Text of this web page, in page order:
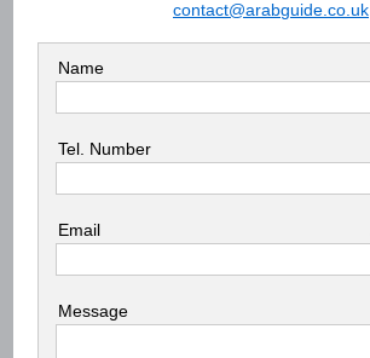
contact@arabguide.co.uk
Name
Tel. Number
Email
Message